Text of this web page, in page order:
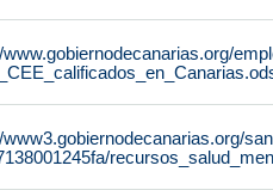
www.gobiernodecanarias.org/
www3.gobiernodecanarias.org/